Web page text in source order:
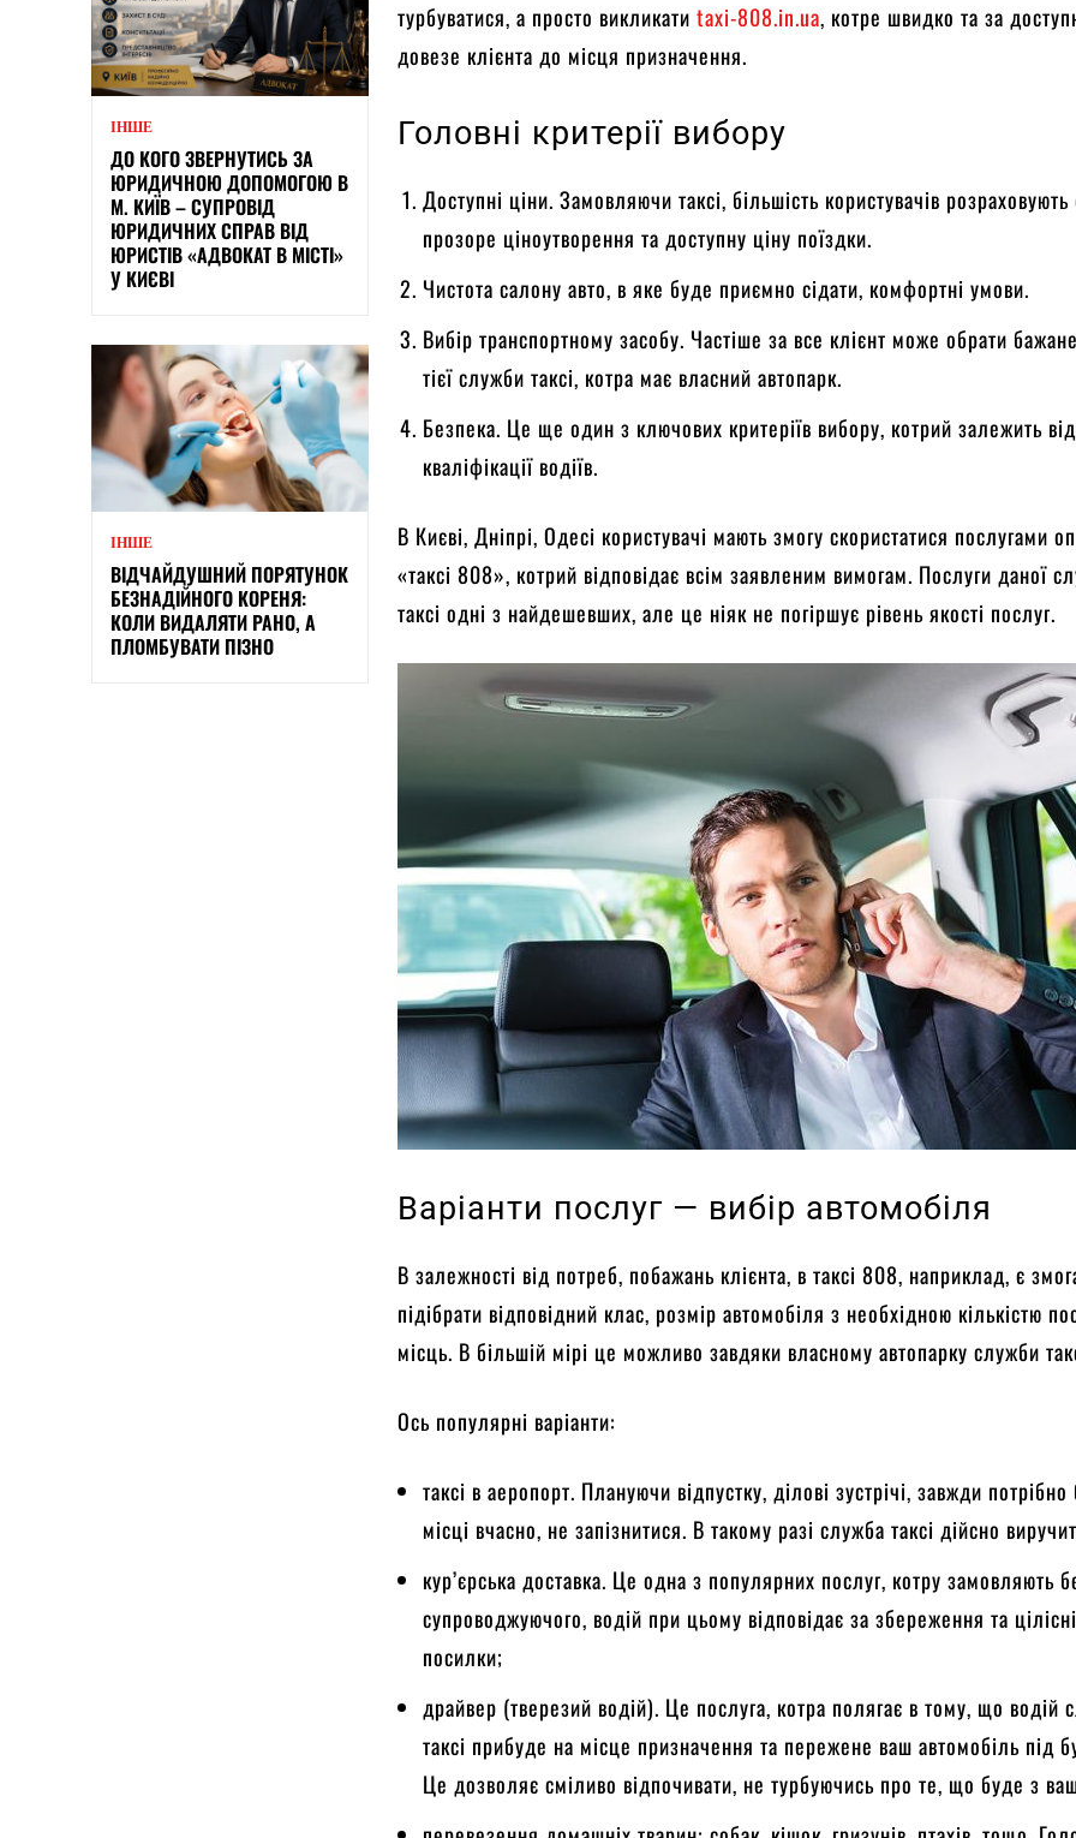
ІНШЕ
ДО КОГО ЗВЕРНУТИСЬ ЗА
ЮРИДИЧНОЮ ДОПОМОГОЮ В
М. КИЇВ – СУПРОВІД
ЮРИДИЧНИХ СПРАВ ВІД
ЮРИСТІВ «АДВОКАТ В МІСТІ»
У КИЄВІ
ІНШЕ
ВІДЧАЙДУШНИЙ ПОРЯТУНОК
БЕЗНАДІЙНОГО КОРЕНЯ:
КОЛИ ВИДАЛЯТИ РАНО, А
ПЛОМБУВАТИ ПІЗНО
турбуватися, а просто викликатиtaxi-808.in.ua, котре швидко та за
довезе клієнта до місця призначення.
Головні критерії вибору
Доступні ціни. Замовляючи таксі, більшість користувачів
прозоре ціноутворення та доступну ціну поїздки.
Чистота салону авто, в яке буде приємно сідати, комфортні умови.
Вибір транспортному засобу. Частіше за все клієнт може обрати
тієї служби таксі, котра має власний автопарк.
Безпека. Це ще один з ключових критеріїв вибору, котрий залежить
кваліфікації водіїв.
В Києві, Дніпрі, Одесі користувачі мають змогу скористатися послугами
«таксі 808», котрий відповідає всім заявленим вимогам. Послуги даної
таксі одні з найдешевших, але це ніяк не погіршує рівень якості послуг.
Варіанти послуг — вибір автомобіля
В залежності від потреб, побажань клієнта, в таксі 808, наприклад, є
підібрати відповідний клас, розмір автомобіля з необхідною кількістю
місць. В більшій мірі це можливо завдяки власному автопарку служби
Ось популярні варіанти:
таксі в аеропорт. Плануючи відпустку, ділові зустрічі, завжди
місці вчасно, не запізнитися. В такому разі служба таксі дійсно
кур’єрська доставка. Це одна з популярних послуг, котру замовляють
супроводжуючого, водій при цьому відповідає за збереження та
посилки;
драйвер (тверезий водій). Це послуга, котра полягає в тому, що водій
таксі прибуде на місце призначення та пережене ваш автомобіль під
Це дозволяє сміливо відпочивати, не турбуючись про те, що буде з